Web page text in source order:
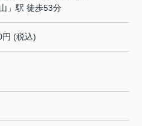
」駅 徒歩53分
円 (税込)